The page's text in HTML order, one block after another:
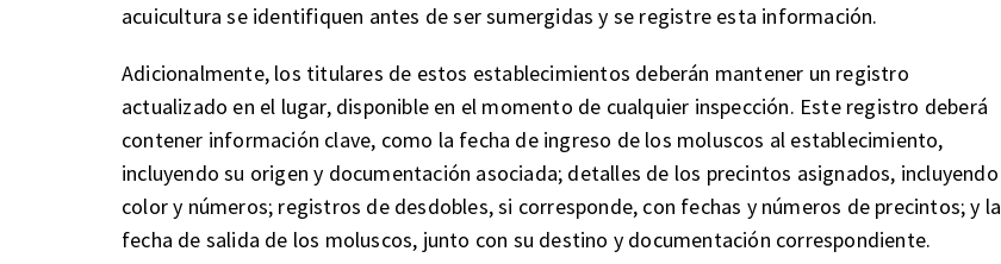
acuicultura se identifiquen antes de ser sumergidas y se registre esta información.
Adicionalmente, los titulares de estos establecimientos deberán mantener un registro
actualizado en el lugar, disponible en el momento de cualquier inspección. Este registro deberá
contener información clave, como la fecha de ingreso de los moluscos al establecimiento,
incluyendo su origen y documentación asociada; detalles de los precintos asignados, incluyendo
color y números; registros de desdobles, si corresponde, con fechas y números de precintos; y la
fecha de salida de los moluscos, junto con su destino y documentación correspondiente.